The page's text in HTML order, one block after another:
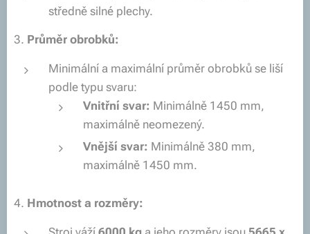
středně silné plechy.
3. Průměr obrobků:
Minimální a maximální průměr obrobků se liší
podle typu svaru:
Vnitřní svar: Minimálně 1450 mm,
maximálně neomezený.
Vnější svar: Minimálně 380 mm,
maximálně 1450 mm.
4. Hmotnost a rozměry: